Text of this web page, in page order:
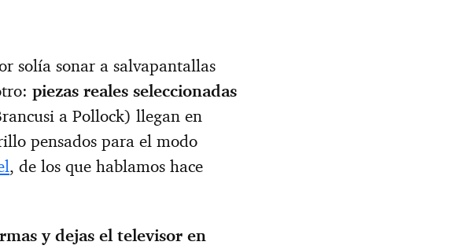
solía sonar a salvapantallas
piezas reales seleccionadas
a Pollock) llegan en
pensados para el modo
, de los que hablamos hace
y dejas el televisor en